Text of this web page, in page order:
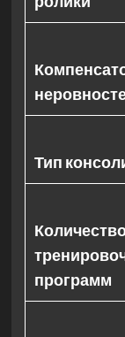
Тип
программ